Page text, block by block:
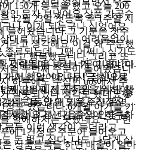
인 문자 보냈어요.상품 가공수
나. 이게 되는구나 싶었어요.
대로 따라하니까 어려움없이
종료되는데 그땐 어쩌나 싶기도
것이 빛을 봐서 너무 기쁩니다.
까지 했었어요.다시금 힘내서
째, 3번째 신규주문을 위하여~
생분들, 많은 도움 주신 운영
사합니다^^다음수익 인증 남
150개 등록을 했고 오늘 200
12월 23일 첫등록 후 1주일 지
들어왔습니다.그 기분은 첫주
라고 생각해요‘이걸 왜 주문했
럽고 행복했습니다.그리고 또
럼 두번째 주문이 들어왔습니
하루에도 수십번 uos에서 주
잘못되었나 생각도 했네요😂
정도 였습니다.6개월 아기를 키
할애하지는 못했네요 ㅜㅜ현
에 1건정도 주문이 들어오고
은 상품등록을 하면 매출이 얼마
사람들이나 하는 거 아니야?이
,어느 날 ‘야 나두!’ 정신으로
된 딸은 이제 식사와 간식만 챙
니 그동안 애 키우느라정신 없
했어요.갱년기 증상에 하루하
문득 이런 생각이 들더라고
도 돈 벌고 싶다. 나도 나답게 살